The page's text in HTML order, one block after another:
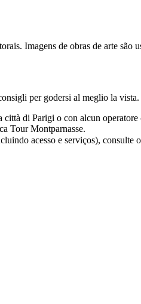
Imagens de obras de arte são
per godersi al meglio la vista.
di Parigi o con alcun
Tour Montparnasse.
acesso e serviços), consulte